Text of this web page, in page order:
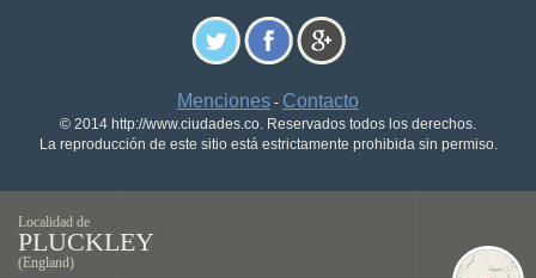
Menciones - Contacto
© 2014 http://www.ciudades.co. Reservados todos los derechos.
La reproducción de este sitio está estrictamente prohibida sin permiso.
Localidad de
PLUCKLEY
(England)